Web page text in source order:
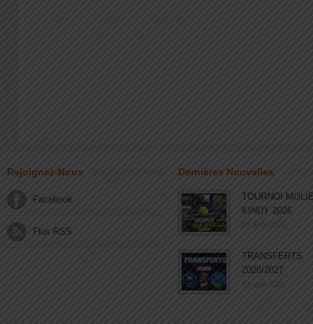
Rejoignez-Nous
Facebook
Flux RSS
Dernières Nouvelles
TOURNOI
KINDY 2026
03 août 2026
TRANSFERTS
2026/2027
03 août 2026